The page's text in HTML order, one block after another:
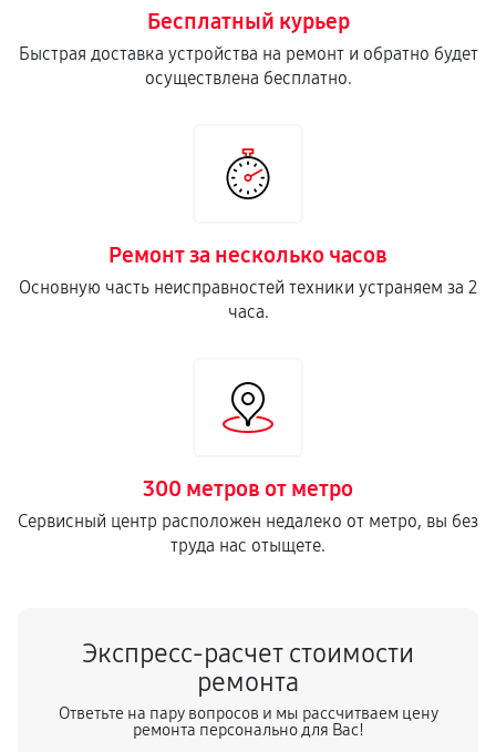
Замена кнопки включения
640 от 70 мин
от 80 мин
Ремонт цепи питания телефона
от 40 мин
Ремонт динамика телефона
470 от 40 мин
Бесплатный курьер
Быстрая доставка устройства на ремонт и обратно будет
осуществлена бесплатно.
Ремонт за несколько часов
Основную часть неисправностей техники устраняем за 2
часа.
300 метров от метро
Сервисный центр расположен недалеко от метро, вы без
труда нас отыщете.
Экспресс-расчет стоимости
ремонта
Ответьте на пару вопросов и мы рассчитваем цену
ремонта персонально для Вас!